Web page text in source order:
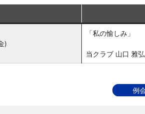
)
「私の愉しみ」
当クラブ 山口 雅
例